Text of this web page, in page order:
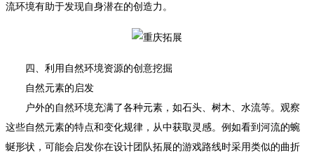
流环境有助于发现自身潜在的创造力。
四、利用自然环境资源的创意挖掘
自然元素的启发
户外的自然环境充满了各种元素，如石头、树木、水流等。观察
这些自然元素的特点和变化规律，从中获取灵感。例如看到河流的蜿
蜒形状，可能会启发你在设计团队拓展的游戏路线时采用类似的曲折